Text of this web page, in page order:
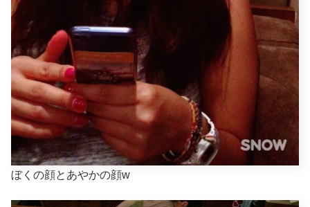
ぼくの顔とあやかの顔w